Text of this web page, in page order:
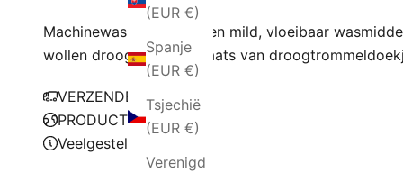
(EUR €)
Spanje
(EUR €)
Tsjechië
(EUR €)
Verenigd
Machinewas koud met een mild, vloeibaar
wollen droogballen in plaats van
VERZENDBELEID
PRODUCTIE
Veelgestelde vragen